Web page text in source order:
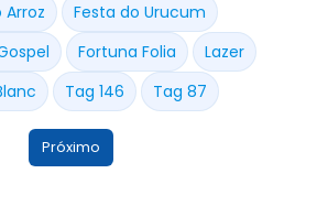
Arroz
Festa do Urucum
Fortuna Folia
Lazer
Tag 146 Tag 87
Próximo